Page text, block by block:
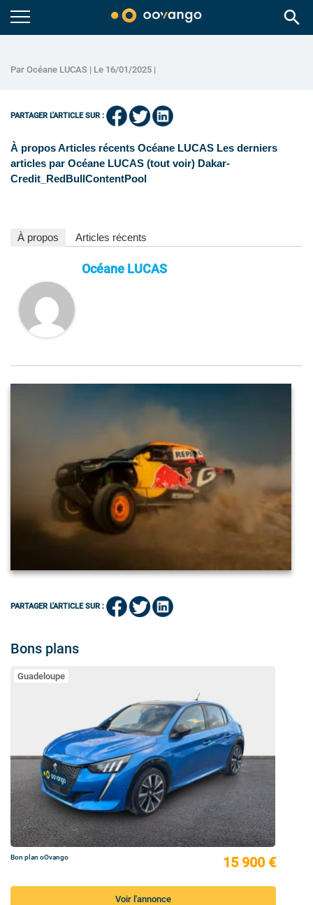
search
Par Océane LUCAS | Le 16/01/2025 |
PARTAGER L'ARTICLE SUR :
À propos Articles récents Océane LUCAS Les derniers
articles par Océane LUCAS (tout voir) Dakar-
Credit_RedBullContentPool
À propos Articles récents
Océane LUCAS
PARTAGER L'ARTICLE SUR :
Bons plans
Guadeloupe
Bon plan oOvango 15 900 €
Voir l'annonce